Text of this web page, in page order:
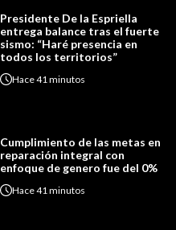
Presidente De la Espriella
entrega balance tras el fuerte
sismo: “Haré presencia en
todos los territorios”
Hace41 minutos
Cumplimiento de las metas en
reparación integral con
enfoque de genero fue del 0%
Hace41 minutos